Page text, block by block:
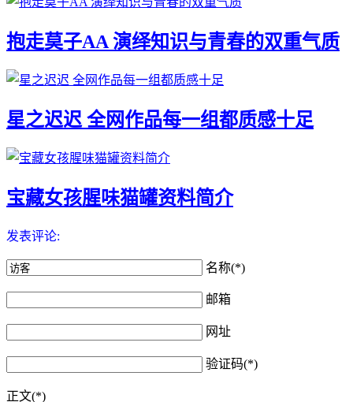
抱走莫子AA 演绎知识与青春的双重气质
星之迟迟 全网作品每一组都质感十足
宝藏女孩腥味猫罐资料简介
发表评论:
名称(*)
邮箱
网址
验证码(*)
正文(*)